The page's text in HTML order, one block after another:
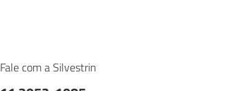
Fale com a Silvestrin